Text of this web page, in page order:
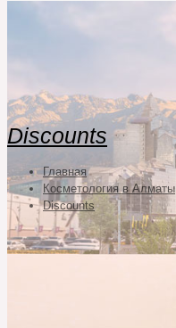
Discounts
Главная
Косметология в Алматы
Discounts